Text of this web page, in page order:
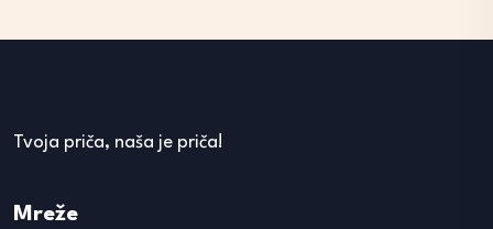
Tvoja priča, naša je priča!
Mreže